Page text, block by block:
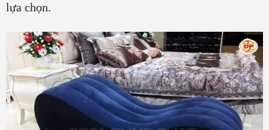
lựa chọn.